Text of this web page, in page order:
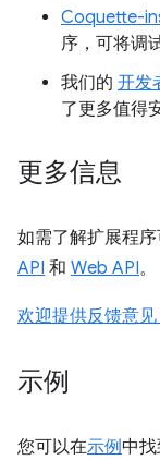
Coquette-
序，可将调
我们的 开发
了更多值得
更多信息
如需了解扩展程
API 和 Web API。
欢迎提供反馈意见
示例
您可以在示例中找